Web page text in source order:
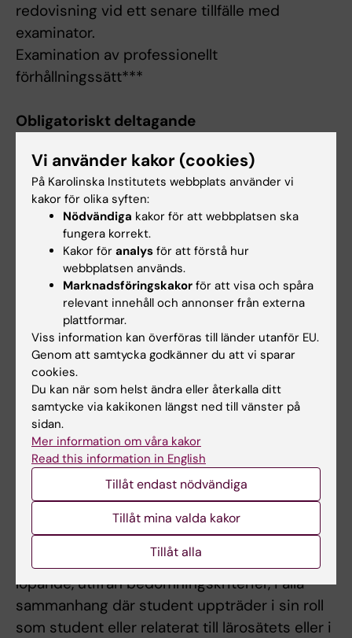
redovisning vid ett senare tillfälle med
examinator.
Examination av professionellt
förhållningssätt***
Obligatoriskt deltagande
deltagande i följande obligatoriska moment:
• Kursintroduktion – översikt av kursens syfte,
struktur och lärandemål.
• Lärarledda praktiska övningar och
simuleringar (EPA 1-3)
• Peer-learning-sessioner – tRAT,
applikationsseminarier, och muntlig
examination.
Obligatoriska formativa bedömningar
• EPA – smärtanamnes (EPA 1)
• EPA – smärtundersökning och anamnes
integreras för diagnostik (EPA 2)
• EPA – förklara långvarig nociplastisk smärta
och motivera behandlingsplan (EPA 3)
***Examination av professionellt
förhållningssätt
Mål för professionellt förhållningssätt bedöms
löpande, utifrån bedömningskriterier, i alla
sammanhang där student uppträder i sin roll
som student eller relaterat till lärosätets eller i
Vi använder kakor (cookies)
På Karolinska Institutets webbplats använder vi
kakor för olika syften:
Nödvändiga kakor för att webbplatsen ska
fungera korrekt.
Kakor för analys för att förstå hur
webbplatsen används.
Marknadsföringskakor för att visa och spåra
relevant innehåll och annonser från externa
plattformar.
Viss information kan överföras till länder utanför EU.
Genom att samtycka godkänner du att vi sparar
cookies.
Du kan när som helst ändra eller återkalla ditt
samtycke via kakikonen längst ned till vänster på
sidan.
Mer information om våra kakor
Read this information in English
Tillåt endast nödvändiga
Tillåt mina valda kakor
Tillåt alla